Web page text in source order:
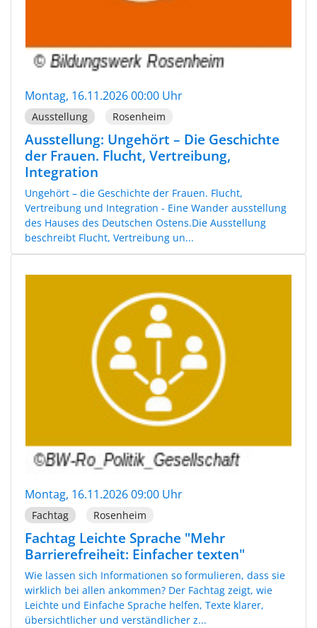
Montag, 16.11.2026 00:00 Uhr
Ausstellung Rosenheim
Ausstellung: Ungehört – Die Geschichte
der Frauen. Flucht, Vertreibung,
Integration
Ungehört – die Geschichte der Frauen. Flucht,
Vertreibung und Integration - Eine Wander ausstellung
des Hauses des Deutschen Ostens.Die Ausstellung
beschreibt Flucht, Vertreibung un...
Montag, 16.11.2026 09:00 Uhr
Fachtag Rosenheim
Fachtag Leichte Sprache "Mehr
Barrierefreiheit: Einfacher texten"
Wie lassen sich Informationen so formulieren, dass sie
wirklich bei allen ankommen? Der Fachtag zeigt, wie
Leichte und Einfache Sprache helfen, Texte klarer,
übersichtlicher und verständlicher z...